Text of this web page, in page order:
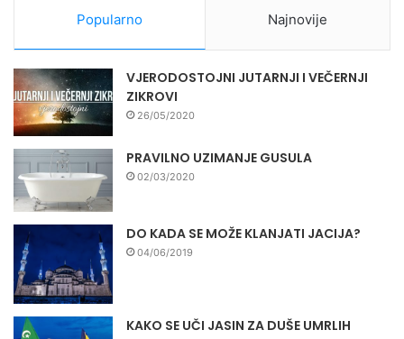
Popularno Najnovije
VJERODOSTOJNI JUTARNJI I VEČERNJI
ZIKROVI
26/05/2020
PRAVILNO UZIMANJE GUSULA
02/03/2020
DO KADA SE MOŽE KLANJATI JACIJA?
04/06/2019
KAKO SE UČI JASIN ZA DUŠE UMRLIH